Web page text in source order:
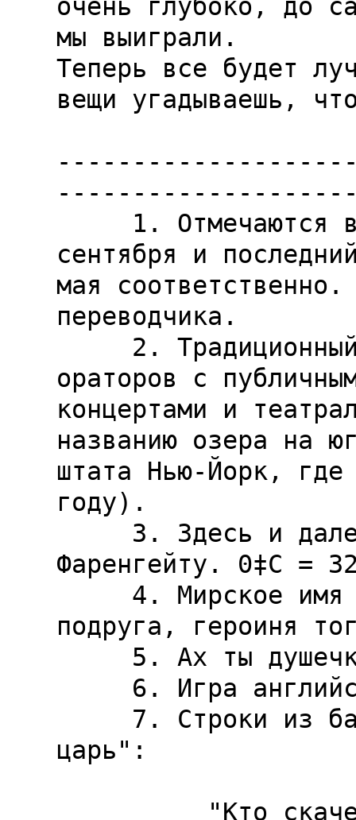
очень глубоко, до
мы выиграли.
Теперь все будет
вещи угадываешь,
сентября и
мая
переводчика.
ораторов с
концертами и
названию озера на
штата Нью-Йорк, где
году).
Фаренгейту. 0‡С =
подруга, героиня
царь":